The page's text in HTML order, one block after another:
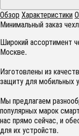
ОбзорХарактеристики
Минимальный заказ
Широкий ассортимент
Москве.
Изготовлены из
защиту для мобильных
Мы предлагаем
популярных марок
нас прямо сейчас, и
для их устройств.